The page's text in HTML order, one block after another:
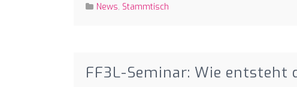
News, Stammtisch
FF3L-Seminar: Wie entsteht